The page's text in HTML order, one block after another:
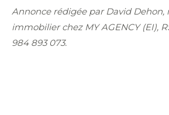
Annonce rédigée par David Dehon,
immobilier chez MY AGENCY (EI),
984 893 073.